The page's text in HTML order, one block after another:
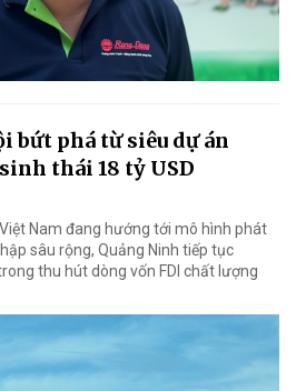
bứt phá từ siêu dự án
thái 18 tỷ USD
Nam đang hướng tới mô hình phát
sâu rộng, Quảng Ninh tiếp tục
thu hút dòng vốn FDI chất lượng